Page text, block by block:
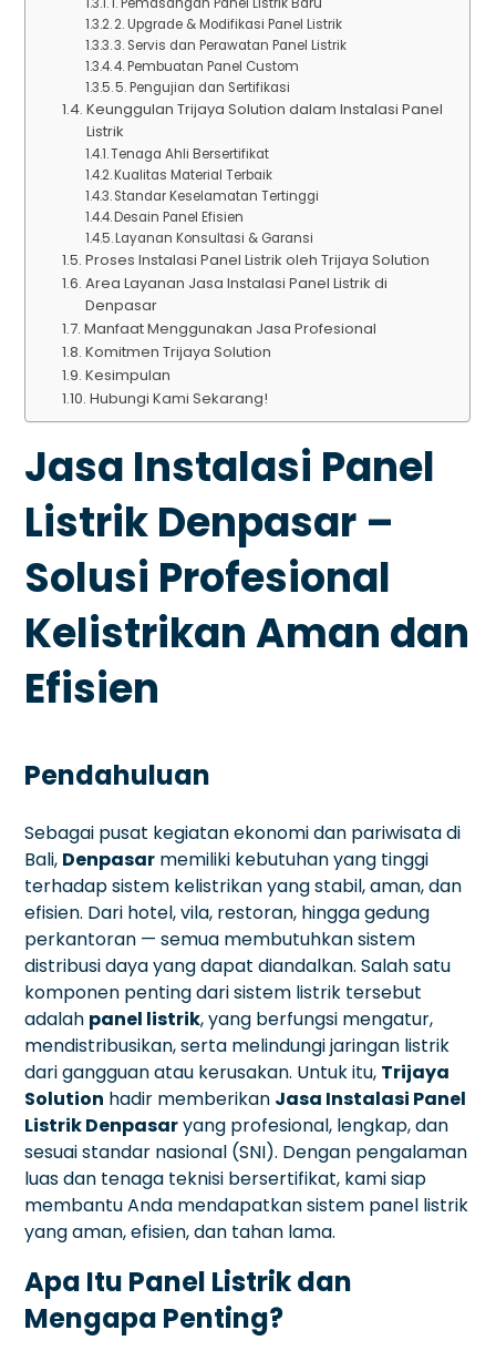
2. Upgrade & Modifikasi Panel Listrik
3. Servis dan Perawatan Panel Listrik
4. Pembuatan Panel Custom
5. Pengujian dan Sertifikasi
Keunggulan Trijaya Solution dalam Instalasi Panel
Listrik
Tenaga Ahli Bersertifikat
Kualitas Material Terbaik
Standar Keselamatan Tertinggi
Desain Panel Efisien
Layanan Konsultasi & Garansi
Proses Instalasi Panel Listrik oleh Trijaya Solution
Area Layanan Jasa Instalasi Panel Listrik di
Denpasar
Manfaat Menggunakan Jasa Profesional
Komitmen Trijaya Solution
Kesimpulan
Hubungi Kami Sekarang!
Jasa Instalasi Panel
Listrik Denpasar –
Solusi Profesional
Kelistrikan Aman dan
Efisien
Pendahuluan
Sebagai pusat kegiatan ekonomi dan pariwisata di
Bali, Denpasar memiliki kebutuhan yang tinggi
terhadap sistem kelistrikan yang stabil, aman, dan
efisien. Dari hotel, vila, restoran, hingga gedung
perkantoran — semua membutuhkan sistem
distribusi daya yang dapat diandalkan. Salah satu
komponen penting dari sistem listrik tersebut
adalah panel listrik, yang berfungsi mengatur,
mendistribusikan, serta melindungi jaringan listrik
dari gangguan atau kerusakan. Untuk itu, Trijaya
Solution hadir memberikan Jasa Instalasi Panel
Listrik Denpasaryang profesional, lengkap, dan
sesuai standar nasional (SNI). Dengan pengalaman
luas dan tenaga teknisi bersertifikat, kami siap
membantu Anda mendapatkan sistem panel listrik
yang aman, efisien, dan tahan lama.
Apa Itu Panel Listrik dan
Mengapa Penting?